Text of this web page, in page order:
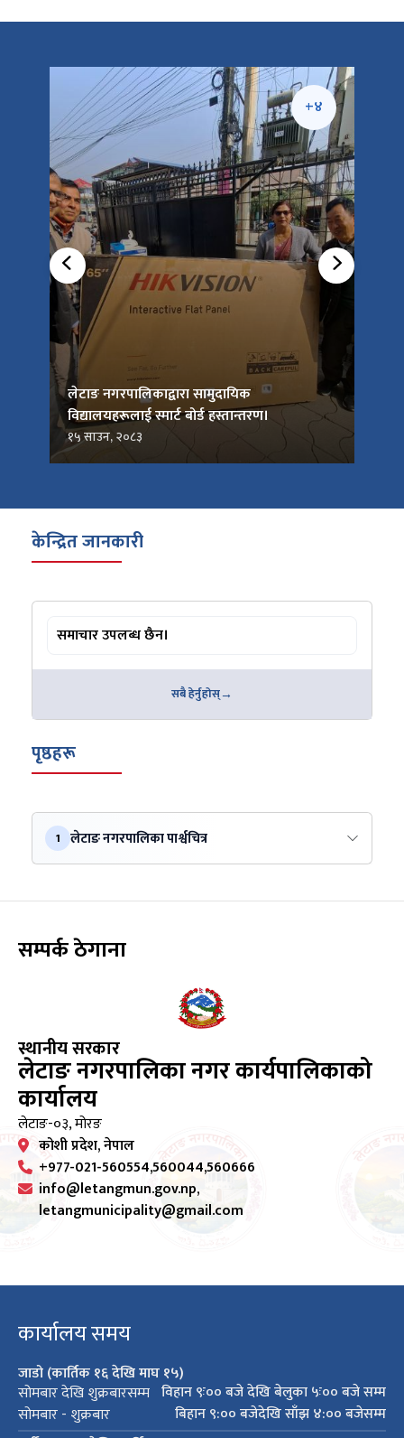
+४
लेटाङ नगरपालिकाद्वारा सामुदायिक
विद्यालयहरूलाई स्मार्ट बोर्ड हस्तान्तरण।
१५ साउन, २०८३
केन्द्रित जानकारी
समाचार उपलब्ध छैन।
सबै हेर्नुहोस्
पृष्ठहरू
1 लेटाङ नगरपालिका पार्श्वचित्र
सम्पर्क ठेगाना
स्थानीय सरकार
लेटाङ नगरपालिका नगर कार्यपालिकाको
कार्यालय
लेटाङ-०३, मोरङ
कोशी प्रदेश, नेपाल
+977-021-560554,560044,560666
info@letangmun.gov.np,
letangmunicipality@gmail.com
कार्यालय समय
जाडो (कार्तिक १६ देखि माघ १५)
सोमबार देखि शुक्रबारसम्म विहान ९ः०० बजे देखि बेलुका ५ः०० बजे सम्म
सोमबार - शुक्रबार
बिहान ९:०० बजेदेखि साँझ ४:०० बजेसम्म